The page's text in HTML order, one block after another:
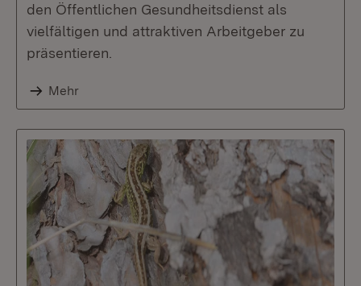
den Öffentlichen Gesundheitsdienst als
vielfältigen und attraktiven Arbeitgeber zu
präsentieren.
Mehr